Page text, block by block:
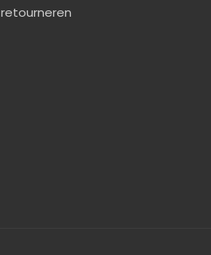
retourneren